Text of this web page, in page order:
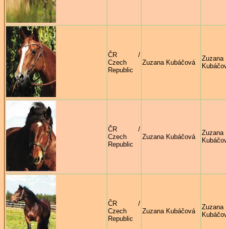
ČR /
Czech
Republic
Zuzana Kubáčová
Zuzana
ČR /
Czech
Republic
Zuzana Kubáčová
Zuzana
ČR /
Czech
Republic
Zuzana Kubáčová
Zuzana